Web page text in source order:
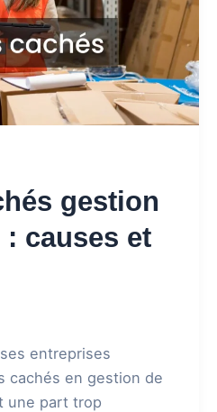
gestion
causes et
entreprises
cachés en gestion de
une part trop